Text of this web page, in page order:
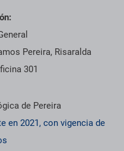
Pereira, Risaralda
301
de Pereira
en 2021, con vigencia de